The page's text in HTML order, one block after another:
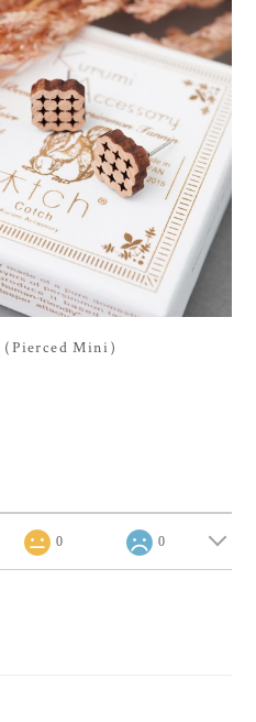
Pierced Mini）
0 0